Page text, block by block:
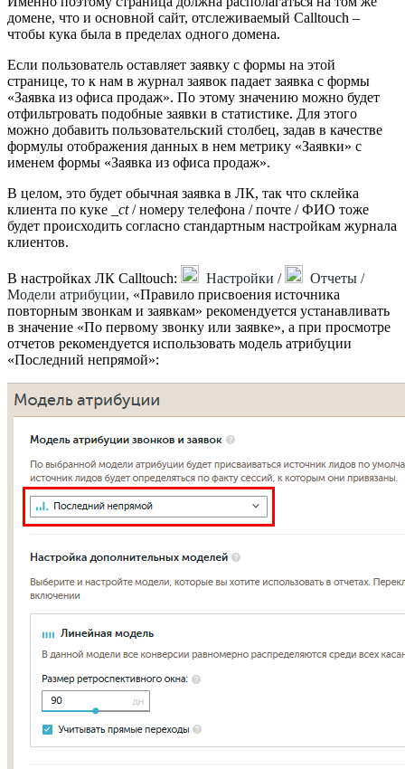
домене, что и основной сайт, отслеживаемый Calltouch –
чтобы кука была в пределах одного домена.
Если пользователь оставляет заявку с формы на этой
странице, то к нам в журнал заявок падает заявка с формы
«Заявка из офиса продаж». По этому значению можно будет
отфильтровать подобные заявки в статистике. Для этого
можно добавить пользовательский столбец, задав в качестве
формулы отображения данных в нем метрику «Заявки» с
именем формы «Заявка из офиса продаж».
В целом, это будет обычная заявка в ЛК, так что склейка
клиента по куке
_ct/ номеру телефона / почте / ФИО тоже
будет происходить согласно стандартным настройкам журнала
клиентов.
В настройках ЛК Calltouch: Настройки /
Отчеты /
Модели атрибуции, «Правило присвоения источника
повторным звонкам и заявкам» рекомендуется устанавливать
в значение «По первому звонку или заявке», а при просмотре
отчетов рекомендуется использовать модель атрибуции
«Последний непрямой»: